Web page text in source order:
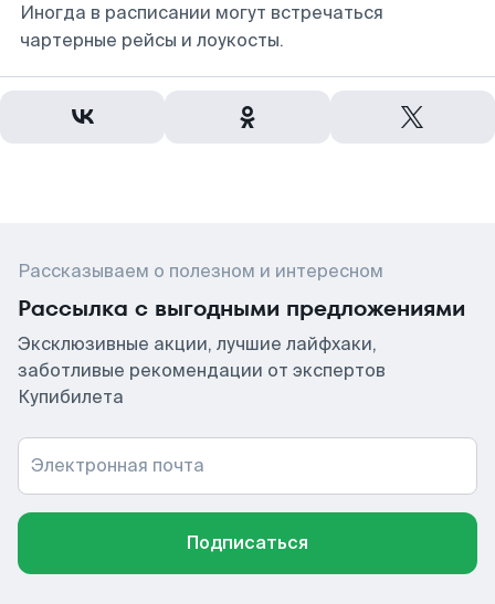
Иногда в расписании могут встречаться
чартерные рейсы и лоукосты.
Рассказываем о полезном и интересном
Рассылка с выгодными предложениями
Эксклюзивные акции, лучшие лайфхаки,
заботливые рекомендации от экспертов
Купибилета
Электронная почта
Подписаться